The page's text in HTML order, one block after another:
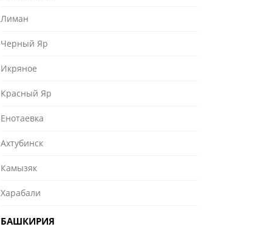
Лиман
Черный Яр
Икряное
Красный Яр
Енотаевка
Ахтубинск
Камызяк
Харабали
БАШКИРИЯ